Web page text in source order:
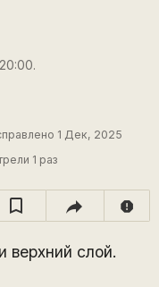
1 Дек, 2025
1 раз
report
верхний слой.